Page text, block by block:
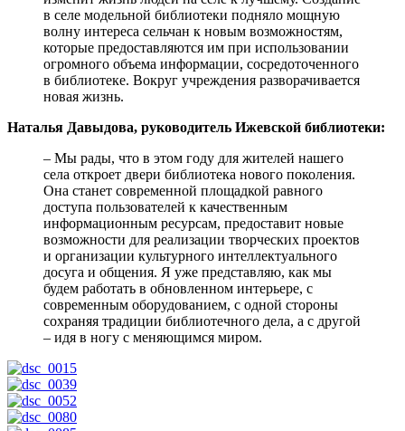
в селе модельной библиотеки подняло мощную
волну интереса сельчан к новым возможностям,
которые предоставляются им при использовании
огромного объема информации, сосредоточенного
в библиотеке. Вокруг учреждения разворачивается
новая жизнь.
Наталья Давыдова, руководитель Ижевской библиотеки:
– Мы рады, что в этом году для жителей нашего
села откроет двери библиотека нового поколения.
Она станет современной площадкой равного
доступа пользователей к качественным
информационным ресурсам, предоставит новые
возможности для реализации творческих проектов
и организации культурного интеллектуального
досуга и общения. Я уже представляю, как мы
будем работать в обновленном интерьере, с
современным оборудованием, с одной стороны
сохраняя традиции библиотечного дела, а с другой
– идя в ногу с меняющимся миром.